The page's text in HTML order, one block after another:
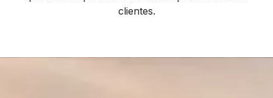
clientes.